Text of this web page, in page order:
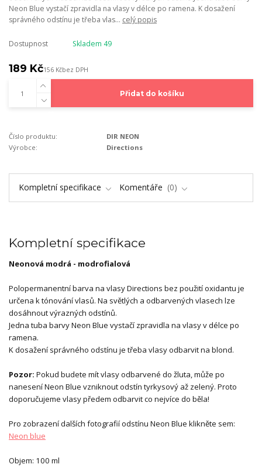
Neon Blue vystačí zpravidla na vlasy v délce po ramena. K dosažení
správného odstínu je třeba vlas... celý popis
Dostupnost Skladem 49
189 Kč156 Kčbez DPH
Přidat do košíku
Číslo produktu:
DIR NEON
Výrobce:
Directions
Kompletní specifikace Komentáře 0
Kompletní specifikace
Neonová modrá - modrofialová
Polopermanentní barva na vlasy Directions bez použití oxidantu je
určena k tónování vlasů. Na světlých a odbarvených vlasech lze
dosáhnout výrazných odstínů.
Jedna tuba barvy Neon Blue vystačí zpravidla na vlasy v délce po
ramena.
K dosažení správného odstínu je třeba vlasy odbarvit na blond.
Pozor: Pokud budete mít vlasy odbarvené do žluta, může po
nanesení Neon Blue vzniknout odstín tyrkysový až zelený. Proto
doporučujeme vlasy předem odbarvit co nejvíce do běla!
Pro zobrazení dalších fotografií odstínu Neon Blue klikněte sem:
Neon blue
Objem: 100 ml